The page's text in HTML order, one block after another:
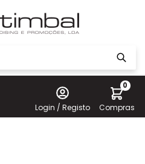
Login / Registo
0
Compras